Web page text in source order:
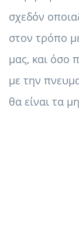
σχεδόν
στον τρόπο
μας, και όσο
με την
θα είναι τα